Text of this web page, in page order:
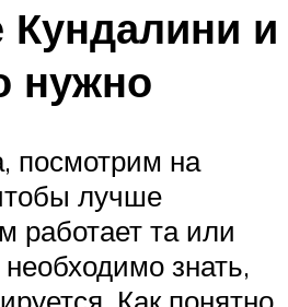
Кундалини и
нужно
посмотрим на
лучше
работает та или
знать,